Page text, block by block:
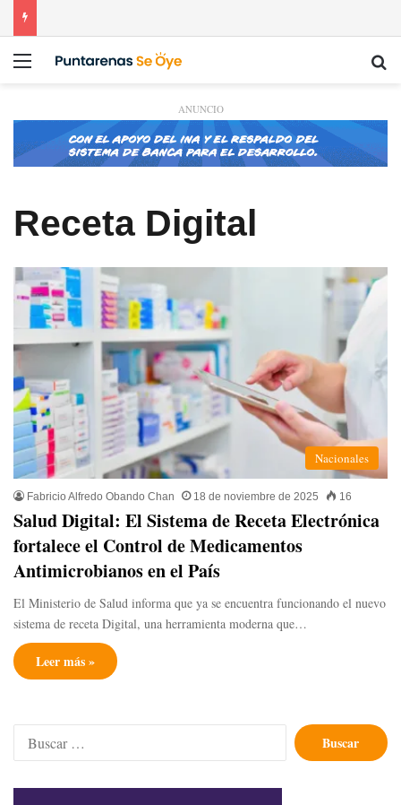
Menú
ANUNCIO
Receta Digital
Nacionales
Fabricio Alfredo Obando Chan 18 de noviembre de 2025 16
Salud Digital: El Sistema de Receta Electrónica
fortalece el Control de Medicamentos
Antimicrobianos en el País
El Ministerio de Salud informa que ya se encuentra funcionando el nuevo
sistema de receta Digital, una herramienta moderna que…
Leer más »
Buscar: